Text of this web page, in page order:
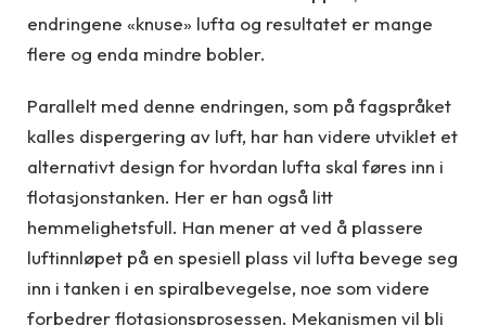
endringene «knuse» lufta og resultatet er mange
flere og enda mindre bobler.
Parallelt med denne endringen, som på fagspråket
kalles dispergering av luft, har han videre utviklet et
alternativt design for hvordan lufta skal føres inn i
flotasjonstanken. Her er han også litt
hemmelighetsfull. Han mener at ved å plassere
luftinnløpet på en spesiell plass vil lufta bevege seg
inn i tanken i en spiralbevegelse, noe som videre
forbedrer flotasjonsprosessen. Mekanismen vil bli